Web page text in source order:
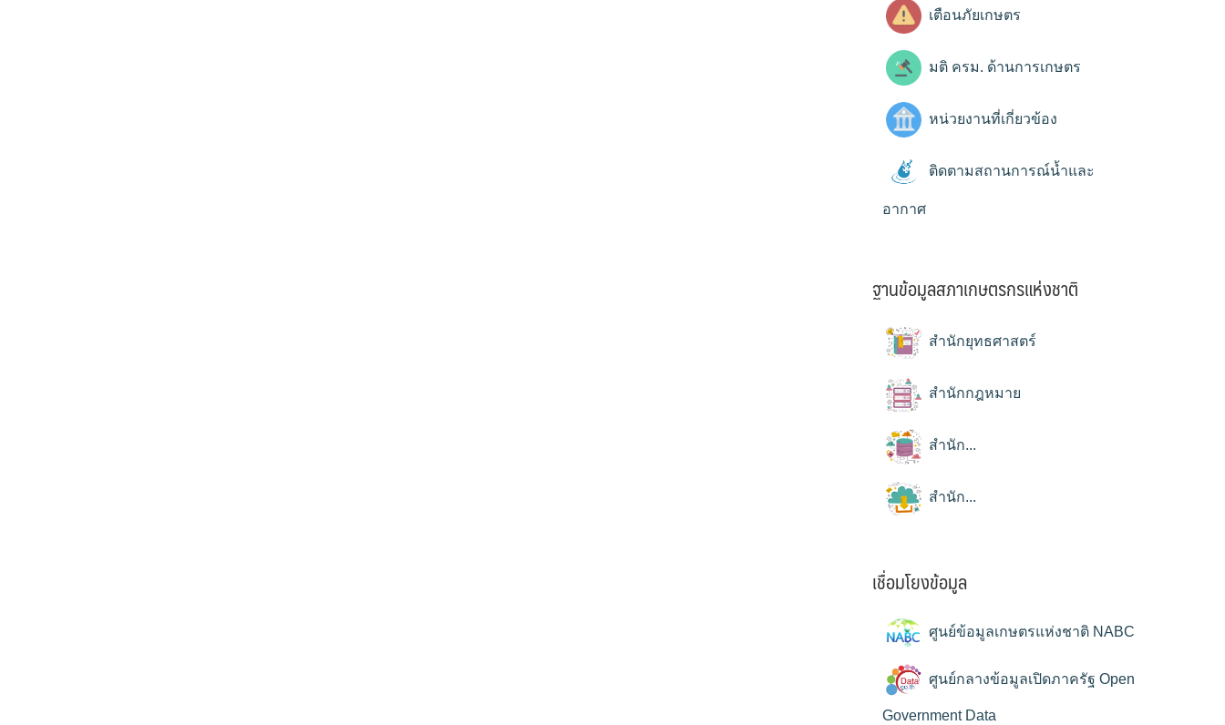
เตือนภัยเกษตร
มติ ครม. ด้านการเกษตร
หน่วยงานที่เกี่ยวข้อง
ติดตามสถานการณ์น้ำและ
อากาศ
ฐานข้อมูลสภาเกษตรกรแห่งชาติ
สำนักยุทธศาสตร์
สำนักกฎหมาย
สำนัก...
สำนัก...
เชื่อมโยงข้อมูล
ศูนย์ข้อมูลเกษตรแห่งชาติ NABC
ศูนย์กลางข้อมูลเปิดภาครัฐ Open
Government Data